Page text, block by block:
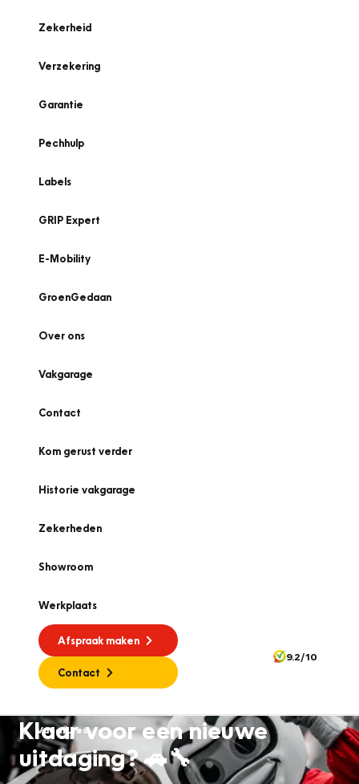
Zekerheid
Verzekering
Garantie
Pechhulp
Labels
GRIP Expert
E-Mobility
GroenGedaan
Over ons
Vakgarage
Contact
Kom gerust verder
Historie vakgarage
Zekerheden
Showroom
Werkplaats
Afspraak maken
Contact
9.2/10
Vacatures
Klaar voor een nieuwe
uitdaging? 🚗🔧